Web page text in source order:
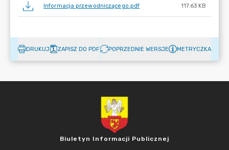
Informacja przewodniczącego.pdf 117.63 KB
DRUKUJ ZAPISZ DO PDF POPRZEDNIE WERSJE METRYCZKA
Biuletyn Informacji Publicznej